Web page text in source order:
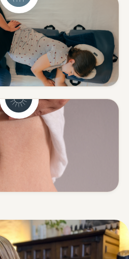
Begleitung in einer
Zeit.
erfahren
rund um Narben
erfahren